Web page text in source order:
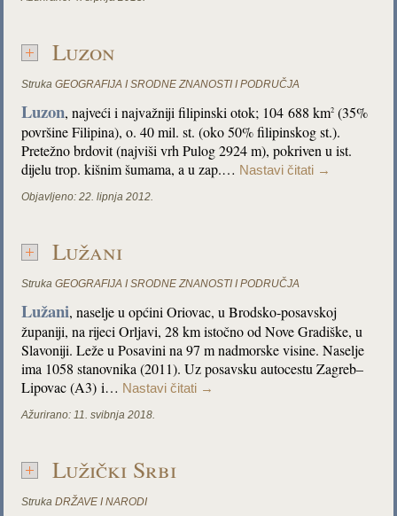
Luzon
Struka GEOGRAFIJA I SRODNE ZNANOSTI I PODRUČJA
Luzon, najveći i najvažniji filipinski otok; 104 688 km2 (35%
površine Filipina), o. 40 mil. st. (oko 50% filipinskog st.).
Pretežno brdovit (najviši vrh Pulog 2924 m), pokriven u ist.
dijelu trop. kišnim šumama, a u zap.… Nastavi čitati →
Objavljeno: 22. lipnja 2012.
Lužani
Struka GEOGRAFIJA I SRODNE ZNANOSTI I PODRUČJA
Lužani, naselje u općini Oriovac, u Brodsko-posavskoj
županiji, na rijeci Orljavi, 28 km istočno od Nove Gradiške, u
Slavoniji. Leže u Posavini na 97 m nadmorske visine. Naselje
ima 1058 stanovnika (2011). Uz posavsku autocestu Zagreb–
Lipovac (A3) i… Nastavi čitati →
Ažurirano: 11. svibnja 2018.
Lužički Srbi
Struka DRŽAVE I NARODI